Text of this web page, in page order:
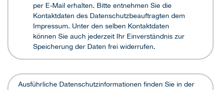
per E-Mail erhalten. Bitte entnehmen Sie die
Kontaktdaten des Datenschutzbeauftragten dem
Impressum. Unter den selben Kontaktdaten
können Sie auch jederzeit Ihr Einverständnis zur
Speicherung der Daten frei widerrufen.
Ausführliche Datenschutzinformationen finden Sie in der